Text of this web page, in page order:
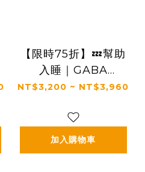
【限時75折】💤幫助
入睡｜GABA
PLUS+｜✅正品保證
爾益生菌晚安加強版二
盒組(3g*30包*2盒)
NT$3,200 ~ NT$3,960
加入購物車